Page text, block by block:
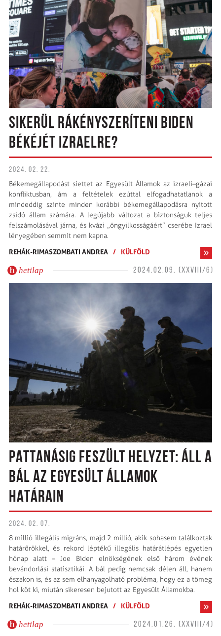
SIKERÜL RÁKÉNYSZERÍTENI BIDEN
BÉKÉJÉT IZRAELRE?
2024. 02. 22.
Békemegállapodást siettet az Egyesült Államok az izraeli–gázai
konfliktusban, ám a feltételek ezúttal elfogadhatatlanok a
mindeddig szinte minden korábbi békemegállapodásra nyitott
zsidó állam számára. A legújabb változat a biztonságuk teljes
felszámolásával járna, és kvázi „öngyilkosságáért” cserébe Izrael
lényegében semmit nem kapna.
REHÁK-RIMASZOMBATI ANDREA / KÜLFÖLD
hetilap 2024.02.09. (XXVIII/6)
PATTANÁSIG FESZÜLT HELYZET: ÁLL A
BÁL AZ EGYESÜLT ÁLLAMOK
HATÁRAIN
2024. 02. 07.
8 millió illegális migráns, majd 2 millió, akik sohasem találkoztak
határőrökkel, és rekord léptékű illegális határátlépés egyetlen
hónap alatt – Joe Biden elnökségének első három évének
bevándorlási statisztikái. A bál pedig nemcsak délen áll, hanem
északon is, és az sem elhanyagolható probléma, hogy ez a tömeg
hol köt ki, miután sikeresen bejutott az Egyesült Államokba.
REHÁK-RIMASZOMBATI ANDREA / KÜLFÖLD
hetilap 2024.01.26. (XXVIII/4)